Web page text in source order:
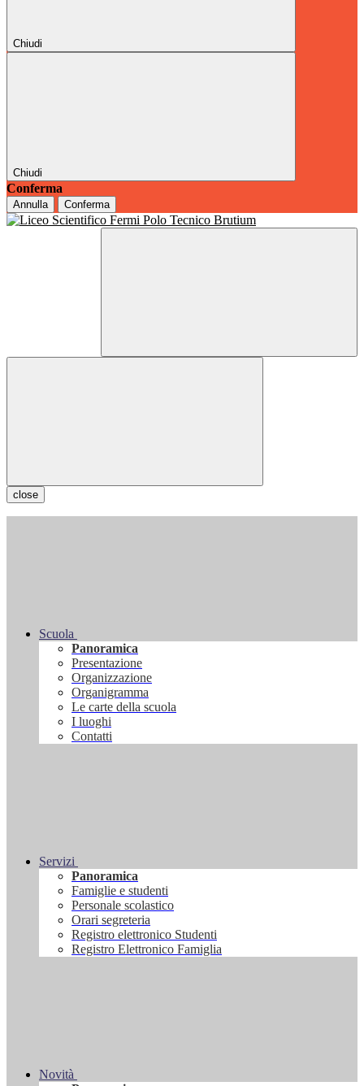
Chiudi
Chiudi
Conferma
Annulla Conferma
close
Scuola
Panoramica
Presentazione
Organizzazione
Organigramma
Le carte della scuola
I luoghi
Contatti
Servizi
Panoramica
Famiglie e studenti
Personale scolastico
Orari segreteria
Registro elettronico Studenti
Registro Elettronico Famiglia
Novità